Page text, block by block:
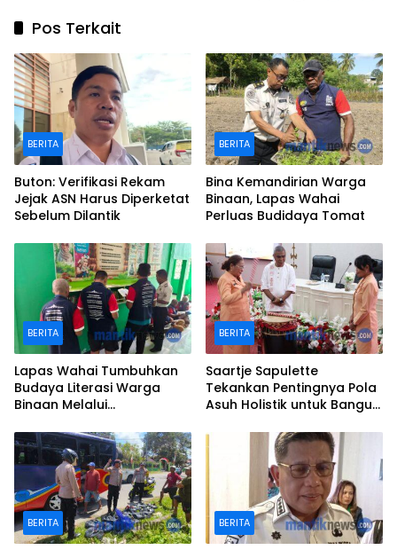
Pos Terkait
BERITA
Buton: Verifikasi Rekam
Jejak ASN Harus Diperketat
Sebelum Dilantik
BERITA
Bina Kemandirian Warga
Binaan, Lapas Wahai
Perluas Budidaya Tomat
BERITA
Lapas Wahai Tumbuhkan
Budaya Literasi Warga
Binaan Melalui
BERITA
Saartje Sapulette
Tekankan Pentingnya Pola
Asuh Holistik untuk Bangun
BERITA BERITA